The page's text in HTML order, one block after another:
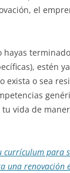
el
hayas
estén
exista o sea
vida de
currículum para
una renovación